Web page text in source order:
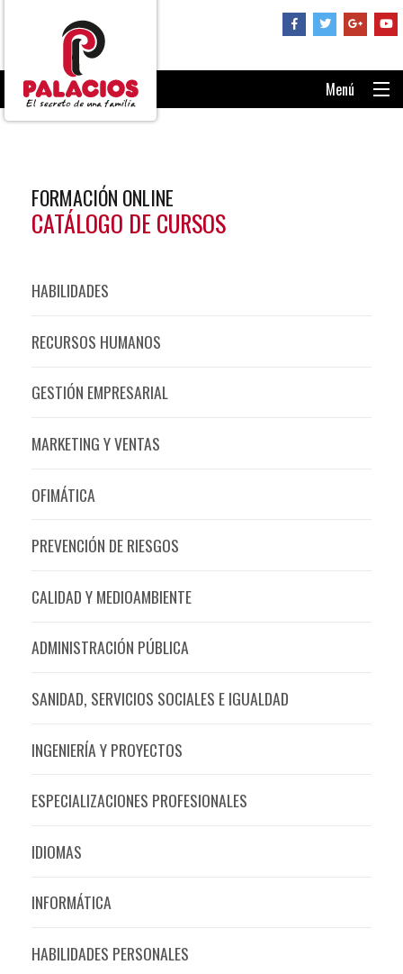
Menú
RECUPERAR CONTRASEÑA
CATÁLOGO DE CURSOS
FORMACIÓN ONLINE
HABILIDADES
RECURSOS HUMANOS
GESTIÓN EMPRESARIAL
MARKETING Y VENTAS
OFIMÁTICA
PREVENCIÓN DE RIESGOS
CALIDAD Y MEDIOAMBIENTE
ADMINISTRACIÓN PÚBLICA
SANIDAD, SERVICIOS SOCIALES E IGUALDAD
INGENIERÍA Y PROYECTOS
ESPECIALIZACIONES PROFESIONALES
IDIOMAS
INFORMÁTICA
HABILIDADES PERSONALES